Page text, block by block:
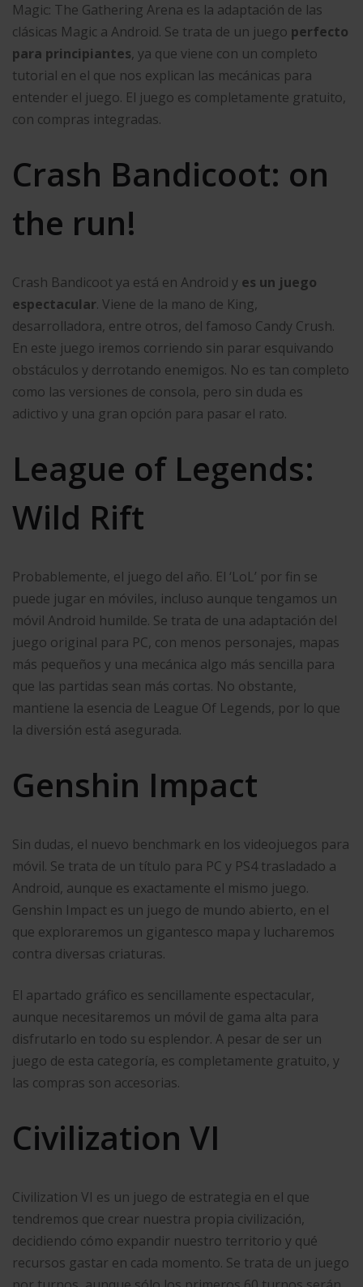
Magic: The Gathering Arena es la adaptación de las
clásicas Magic a Android. Se trata de un juego perfecto
para principiantes, ya que viene con un completo
tutorial en el que nos explican las mecánicas para
entender el juego. El juego es completamente gratuito,
con compras integradas.
Crash Bandicoot: on
the run!
Crash Bandicoot ya está en Android y es un juego
espectacular. Viene de la mano de King,
desarrolladora, entre otros, del famoso Candy Crush.
En este juego iremos corriendo sin parar esquivando
obstáculos y derrotando enemigos. No es tan completo
como las versiones de consola, pero sin duda es
adictivo y una gran opción para pasar el rato.
League of Legends:
Wild Rift
Probablemente, el juego del año. El ‘LoL’ por fin se
puede jugar en móviles, incluso aunque tengamos un
móvil Android humilde. Se trata de una adaptación del
juego original para PC, con menos personajes, mapas
más pequeños y una mecánica algo más sencilla para
que las partidas sean más cortas. No obstante,
mantiene la esencia de League Of Legends, por lo que
la diversión está asegurada.
Genshin Impact
Sin dudas, el nuevo benchmark en los videojuegos para
móvil. Se trata de un título para PC y PS4 trasladado a
Android, aunque es exactamente el mismo juego.
Genshin Impact es un juego de mundo abierto, en el
que exploraremos un gigantesco mapa y lucharemos
contra diversas criaturas.
El apartado gráfico es sencillamente espectacular,
aunque necesitaremos un móvil de gama alta para
disfrutarlo en todo su esplendor. A pesar de ser un
juego de esta categoría, es completamente gratuito, y
las compras son accesorias.
Civilization VI
Civilization VI es un juego de estrategia en el que
tendremos que crear nuestra propia civilización,
decidiendo cómo expandir nuestro territorio y qué
recursos gastar en cada momento. Se trata de un juego